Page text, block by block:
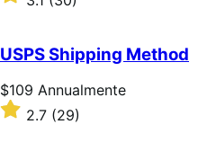
Annualmente
5
stelle
USPS Shipping Method
Prezzo
$109
Annualmente
$109 Annualmente
Valutato
2.7 (29)